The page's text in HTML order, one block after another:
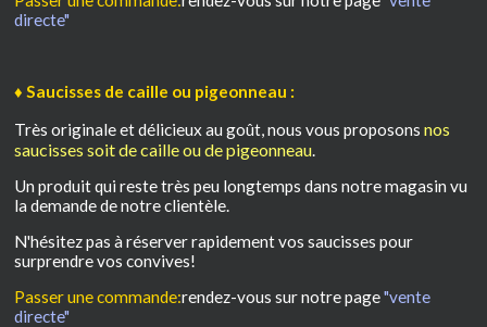
directe"
♦ Saucisses de caille ou pigeonneau :
Très originale et délicieux au goût, nous vous proposonsnos
saucisses soit de caille ou de pigeonneau.
Un produit qui reste très peu longtemps dans notre magasin vu
la demande de notre clientèle.
N'hésitez pas à réserver rapidement vos saucisses pour
surprendre vos convives!
Passer une commande:rendez-vous sur notre page"vente
directe"